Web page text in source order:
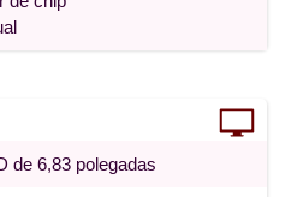
de 6,83 polegadas